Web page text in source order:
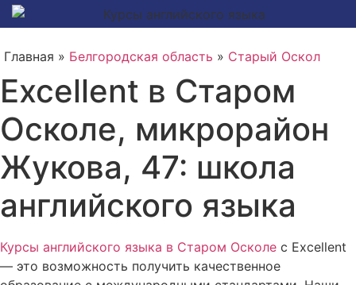
Главная » Белгородская область » Старый Оскол
Excellent в Старом
Осколе, микрорайон
Жукова, 47: школа
английского языка
Курсы английского языка в Старом Осколе с Excellent
— это возможность получить качественное